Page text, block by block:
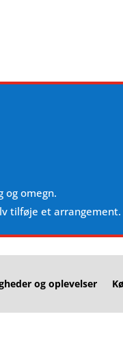
og omegn.
tilføje et arrangement.
og oplevelser